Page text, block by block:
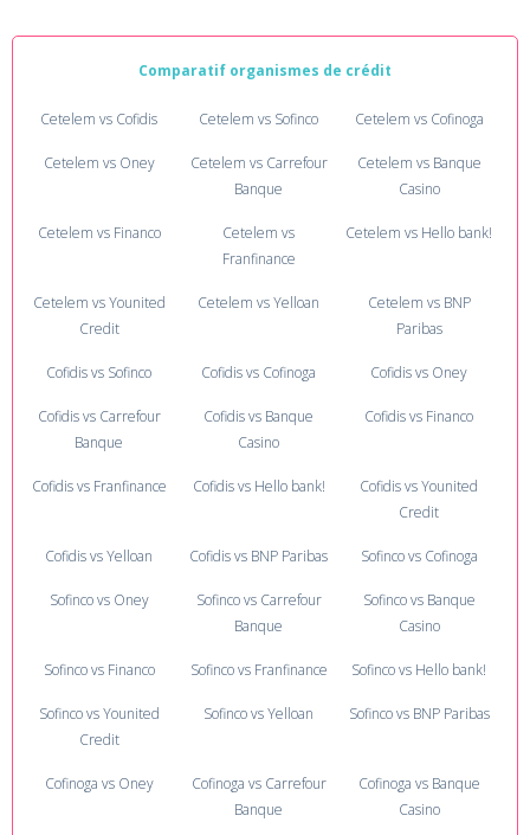
Comparatif organismes de crédit
Cetelem vs Cofidis Cetelem vs Sofinco Cetelem vs Cofinoga
Cetelem vs Oney
Cetelem vs Carrefour
Banque
Cetelem vs Banque
Casino
Cetelem vs Financo
Cetelem vs
Franfinance
Cetelem vs Hello bank!
Cetelem vs Younited
Credit
Cetelem vs Yelloan
Cetelem vs BNP
Paribas
Cofidis vs Sofinco Cofidis vs Cofinoga Cofidis vs Oney
Cofidis vs Carrefour
Banque
Cofidis vs Banque
Casino
Cofidis vs Financo
Cofidis vs Franfinance Cofidis vs Hello bank!
Cofidis vs Younited
Credit
Cofidis vs Yelloan Cofidis vs BNP Paribas Sofinco vs Cofinoga
Sofinco vs Oney
Sofinco vs Carrefour
Banque
Sofinco vs Banque
Casino
Sofinco vs Financo Sofinco vs Franfinance Sofinco vs Hello bank!
Sofinco vs Younited
Credit
Sofinco vs Yelloan Sofinco vs BNP Paribas
Cofinoga vs Oney
Cofinoga vs Carrefour
Banque
Cofinoga vs Banque
Casino